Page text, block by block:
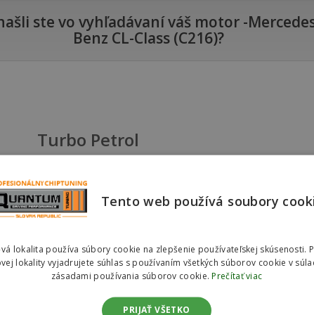
ste vo vyhľadávaní váš motor -
Benz CL-Class (C216)?
Turbo Petrol
(435hp)
Mercedes-Benz CL-Class (C216) 600 5.5T
380kw (517hp)
400kw (544hp)
Mercedes-Benz CL-Class (C216) 65 AMG
463kw (630hp)
Tento web používá soubory
lokalita používa súbory cookie na zlepšenie používateľskej skúsenosti.
lokality vyjadrujete súhlas s používaním všetkých súborov cookie v
zásadami používania súborov cookie.Prečítať viac
PRIJAŤ VŠETKO